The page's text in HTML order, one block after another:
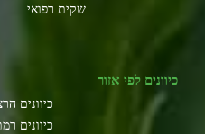
שקית רפואי
כיוונים לפי אזור
כיוונים
כיוונים